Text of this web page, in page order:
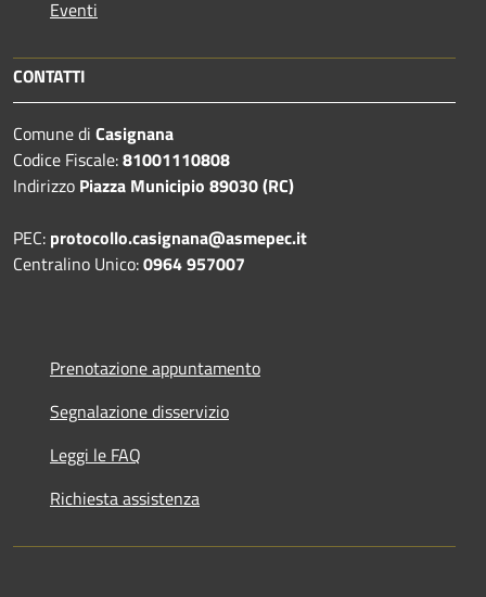
Eventi
CONTATTI
Comune di Casignana
Codice Fiscale:81001110808
Indirizzo Piazza Municipio 89030 (RC)
PEC: protocollo.casignana@asmepec.it
Centralino Unico:0964 957007
Prenotazione appuntamento
Segnalazione disservizio
Leggi le FAQ
Richiesta assistenza